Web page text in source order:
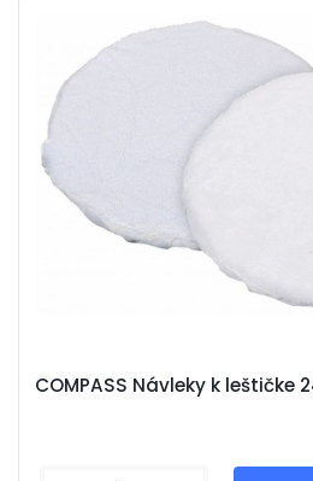
COMPASS Návleky k leštičke